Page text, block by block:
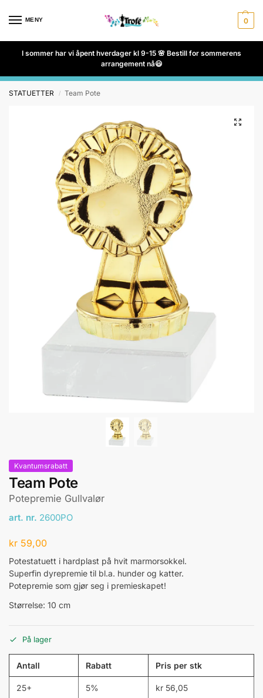
MENY 0
I sommer har vi åpent hverdager kl 9-15 🌸 Bestill for sommerens
arrangement nå😃
STATUETTER / Team Pote
Kvantumsrabatt
Team Pote
Potepremie Gullvalør
art. nr. 2600PO
kr 59,00
Potestatuett i hardplast på hvit marmorsokkel.
Superfin dyrepremie til bl.a. hunder og katter.
Potepremie som gjør seg i premieskapet!
Størrelse: 10 cm
På lager
Antall Rabatt Pris per stk
25+ 5% kr 56,05